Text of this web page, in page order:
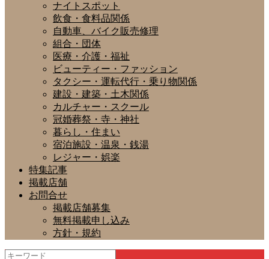
ナイトスポット
飲食・食料品関係
自動車、バイク販売修理
組合・団体
医療・介護・福祉
ビューティー・ファッション
タクシー・運転代行・乗り物関係
建設・建築・土木関係
カルチャー・スクール
冠婚葬祭・寺・神社
暮らし・住まい
宿泊施設・温泉・銭湯
レジャー・娯楽
特集記事
掲載店舗
お問合せ
掲載店舗募集
無料掲載申し込み
方針・規約